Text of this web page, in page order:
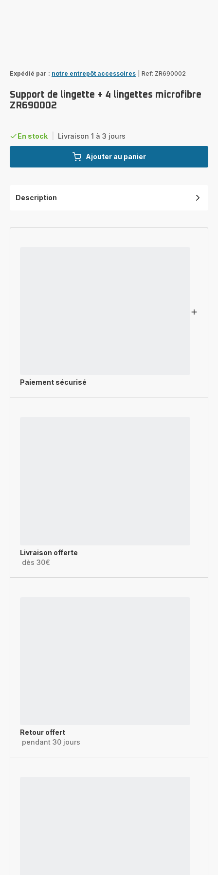
Expédié par : notre entrepôt accessoires Ref: ZR690002
Support de lingette + 4 lingettes microfibre
ZR690002
En stock Livraison 1 à 3 jours
Ajouter au panier
Description
Paiement sécurisé
Livraison offerte
dès 30€
Retour offert
pendant 30 jours